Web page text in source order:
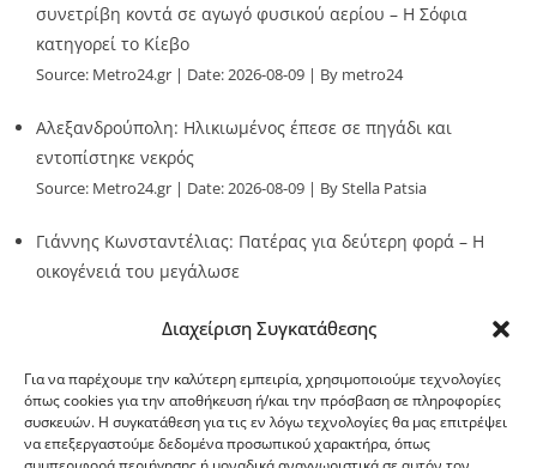
Διαχείριση Συγκατάθεσης
Για να παρέχουμε την καλύτερη εμπειρία, χρησιμοποιούμε τεχνολογίες
όπως cookies για την αποθήκευση ή/και την πρόσβαση σε πληροφορίες
συσκευών. Η συγκατάθεση για τις εν λόγω τεχνολογίες θα μας επιτρέψει
να επεξεργαστούμε δεδομένα προσωπικού χαρακτήρα, όπως
συνετρίβη κοντά σε αγωγό φυσικού αερίου – Η Σόφια
κατηγορεί το Κίεβο
Source: Metro24.gr Date: 2026-08-09 By metro24
Αλεξανδρούπολη: Ηλικιωμένος έπεσε σε πηγάδι και
εντοπίστηκε νεκρός
Source: Metro24.gr Date: 2026-08-09 By Stella Patsia
Γιάννης Κωνσταντέλιας: Πατέρας για δεύτερη φορά – Η
οικογένειά του μεγάλωσε